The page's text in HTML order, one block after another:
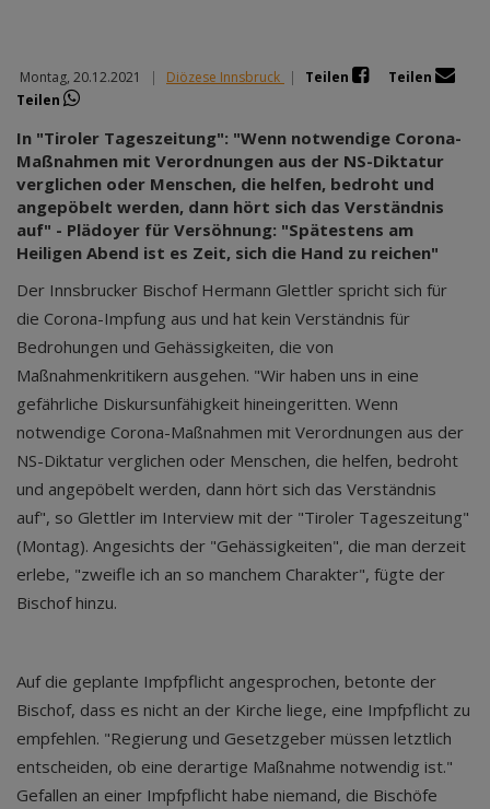
Montag, 20.12.2021 | Diözese Innsbruck | Teilen
Teilen
Teilen
In "Tiroler Tageszeitung": "Wenn notwendige Corona-
Maßnahmen mit Verordnungen aus der NS-Diktatur
verglichen oder Menschen, die helfen, bedroht und
angepöbelt werden, dann hört sich das Verständnis
auf" - Plädoyer für Versöhnung: "Spätestens am
Heiligen Abend ist es Zeit, sich die Hand zu reichen"
Der Innsbrucker Bischof Hermann Glettler spricht sich für
die Corona-Impfung aus und hat kein Verständnis für
Bedrohungen und Gehässigkeiten, die von
Maßnahmenkritikern ausgehen. "Wir haben uns in eine
gefährliche Diskursunfähigkeit hineingeritten. Wenn
notwendige Corona-Maßnahmen mit Verordnungen aus der
NS-Diktatur verglichen oder Menschen, die helfen, bedroht
und angepöbelt werden, dann hört sich das Verständnis
auf", so Glettler im Interview mit der "Tiroler Tageszeitung"
(Montag). Angesichts der "Gehässigkeiten", die man derzeit
erlebe, "zweifle ich an so manchem Charakter", fügte der
Bischof hinzu.
Auf die geplante Impfpflicht angesprochen, betonte der
Bischof, dass es nicht an der Kirche liege, eine Impfpflicht zu
empfehlen. "Regierung und Gesetzgeber müssen letztlich
entscheiden, ob eine derartige Maßnahme notwendig ist."
Gefallen an einer Impfpflicht habe niemand, die Bischöfe